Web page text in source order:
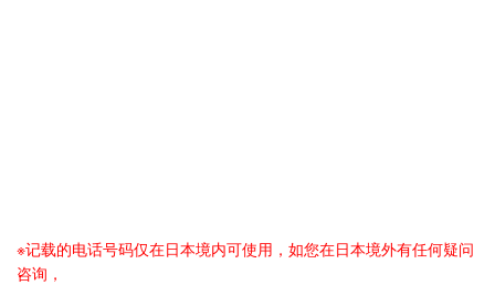
※记载的电话号码仅在日本境内可使用，如您在日本境外有任何疑问
咨询，